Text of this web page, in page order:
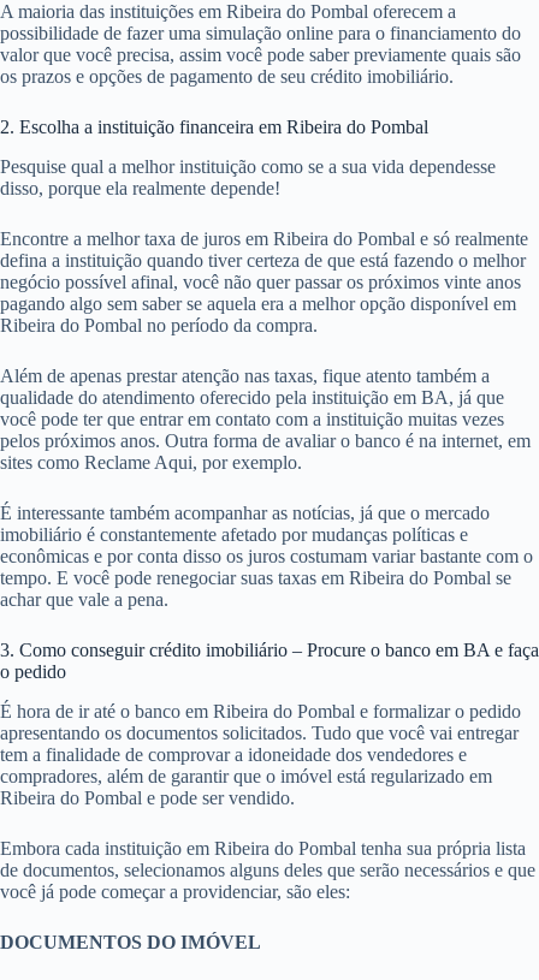
A maioria das instituições em Ribeira do Pombal oferecem a
possibilidade de fazer uma simulação online para o financiamento do
valor que você precisa, assim você pode saber previamente quais são
os prazos e opções de pagamento de seu crédito imobiliário.
2. Escolha a instituição financeira em Ribeira do Pombal
Pesquise qual a melhor instituição como se a sua vida dependesse
disso, porque ela realmente depende!
Encontre a melhor taxa de juros em Ribeira do Pombal e só realmente
defina a instituição quando tiver certeza de que está fazendo o melhor
negócio possível afinal, você não quer passar os próximos vinte anos
pagando algo sem saber se aquela era a melhor opção disponível em
Ribeira do Pombal no período da compra.
Além de apenas prestar atenção nas taxas, fique atento também a
qualidade do atendimento oferecido pela instituição em BA, já que
você pode ter que entrar em contato com a instituição muitas vezes
pelos próximos anos. Outra forma de avaliar o banco é na internet, em
sites como Reclame Aqui, por exemplo.
É interessante também acompanhar as notícias, já que o mercado
imobiliário é constantemente afetado por mudanças políticas e
econômicas e por conta disso os juros costumam variar bastante com o
tempo. E você pode renegociar suas taxas em Ribeira do Pombal se
achar que vale a pena.
3. Como conseguir crédito imobiliário – Procure o banco em BA e faça
o pedido
É hora de ir até o banco em Ribeira do Pombal e formalizar o pedido
apresentando os documentos solicitados. Tudo que você vai entregar
tem a finalidade de comprovar a idoneidade dos vendedores e
compradores, além de garantir que o imóvel está regularizado em
Ribeira do Pombal e pode ser vendido.
Embora cada instituição em Ribeira do Pombal tenha sua própria lista
de documentos, selecionamos alguns deles que serão necessários e que
você já pode começar a providenciar, são eles:
DOCUMENTOS DO IMÓVEL